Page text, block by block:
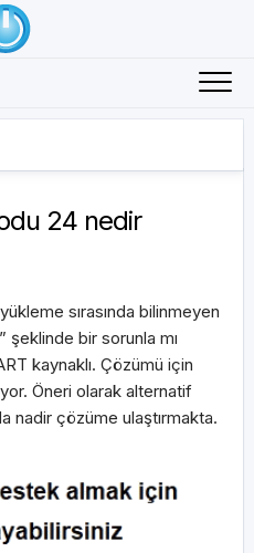
24 nedir
sırasında bilinmeyen
şeklinde bir sorunla mı
kaynaklı. Çözümü için
Öneri olarak alternatif
nadir çözüme ulaştırmakta.